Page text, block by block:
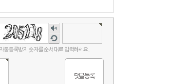
숫자
음성
듣기
새로
고침
자동등록방지 숫자를 순서대로 입력하세요.